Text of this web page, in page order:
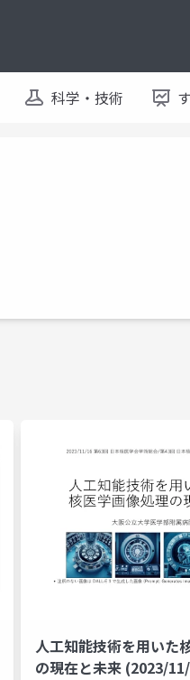
科学・技術
人工知能技術を用いた
の現在と未来 (2023/